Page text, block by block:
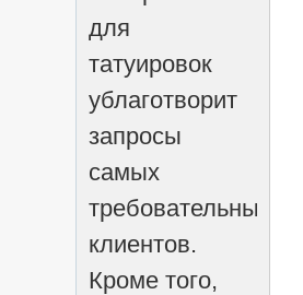
для
татуировок
ублаготворит
запросы
самых
требовательных
клиентов.
Кроме того,